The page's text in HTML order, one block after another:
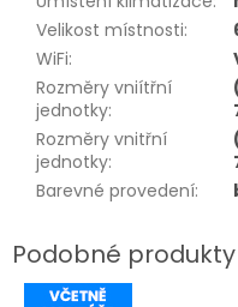
Velikost místnosti:
WiFi:
Rozměry vniítřní
jednotky:
Rozměry vnitřní
jednotky:
Barevné provedení: